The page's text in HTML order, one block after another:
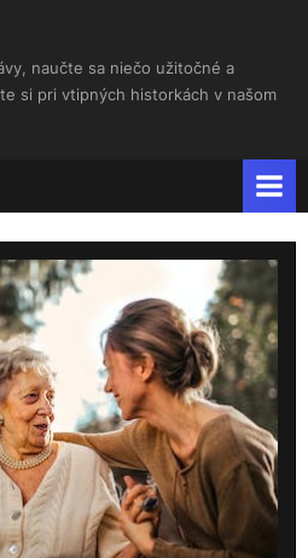
naučte sa niečo užitočné a
si pri vtipných historkách v našom